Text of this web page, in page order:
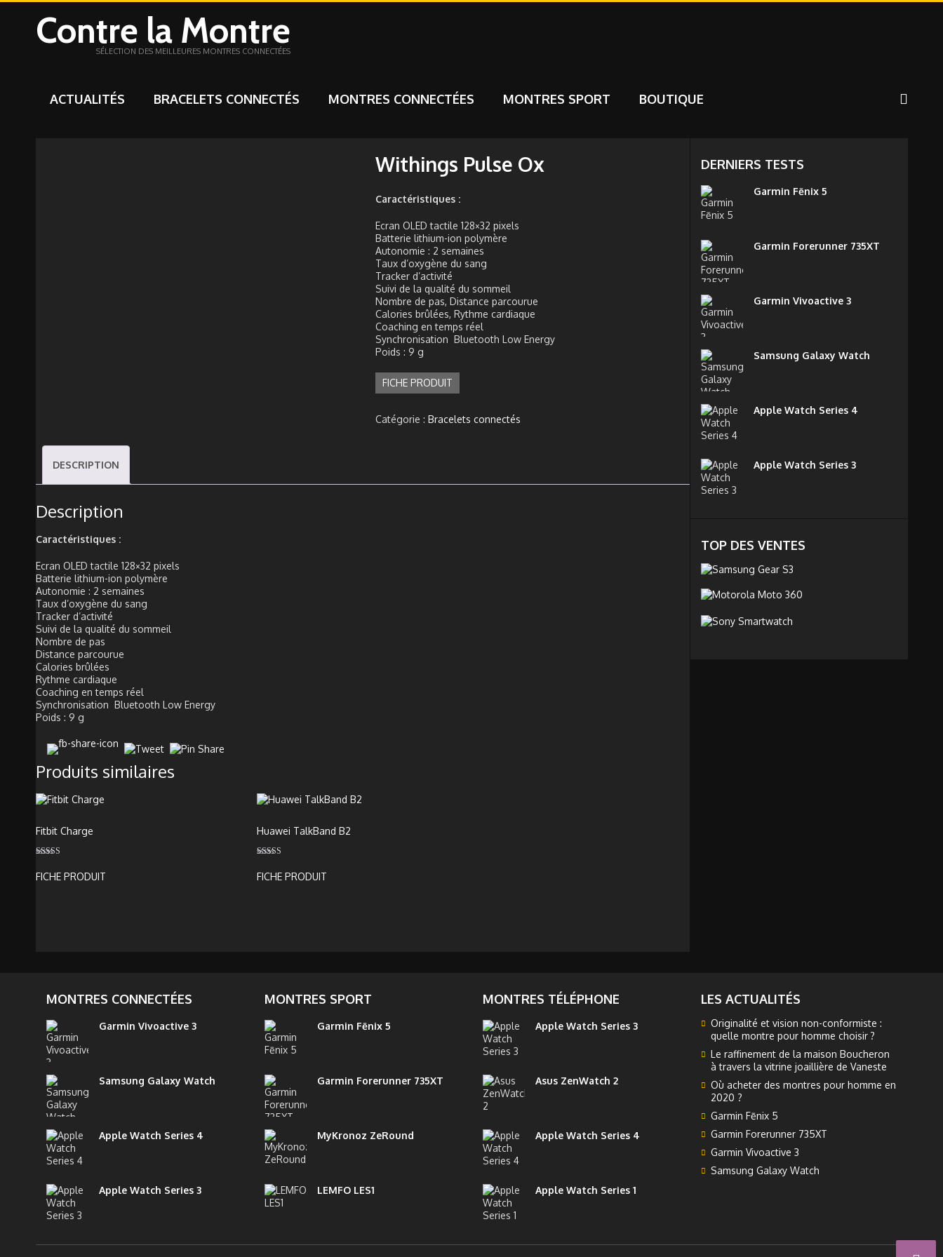
Contre la Montre
SÉLECTION DES MEILLEURES MONTRES CONNECTÉES
ACTUALITÉS BRACELETS CONNECTÉS MONTRES CONNECTÉES MONTRES SPORT BOUTIQUE
Withings Pulse Ox
Caractéristiques :
Ecran OLED tactile 128×32 pixels
Batterie lithium-ion polymère
Autonomie : 2 semaines
Taux d’oxygène du sang
Tracker d’activité
Suivi de la qualité du sommeil
Nombre de pas, Distance parcourue
Calories brûlées, Rythme cardiaque
Coaching en temps réel
Synchronisation Bluetooth Low Energy
Poids : 9 g
FICHE PRODUIT
Catégorie :Bracelets connectés
DESCRIPTION
Description
Caractéristiques :
Ecran OLED tactile 128×32 pixels
Batterie lithium-ion polymère
Autonomie : 2 semaines
Taux d’oxygène du sang
Tracker d’activité
Suivi de la qualité du sommeil
Nombre de pas
Distance parcourue
Calories brûlées
Rythme cardiaque
Coaching en temps réel
Synchronisation Bluetooth Low Energy
Poids : 9 g
Produits similaires
Fitbit Charge
4.00
sur 5
FICHE PRODUIT
Huawei TalkBand B2
3.00
sur 5
FICHE PRODUIT
DERNIERS TESTS
Garmin Fēnix 5
Garmin Forerunner 735XT
Garmin Vivoactive 3
Samsung Galaxy Watch
Apple Watch Series 4
Apple Watch Series 3
TOP DES VENTES
MONTRES CONNECTÉES
Garmin Vivoactive 3
Samsung Galaxy Watch
Apple Watch Series 4
Apple Watch Series 3
MONTRES SPORT
Garmin Fēnix 5
Garmin Forerunner 735XT
MyKronoz ZeRound
LEMFO LES1
MONTRES TÉLÉPHONE
Apple Watch Series 3
Asus ZenWatch 2
Apple Watch Series 4
Apple Watch Series 1
LES ACTUALITÉS
Originalité et vision non-conformiste :
quelle montre pour homme choisir ?
Le raffinement de la maison Boucheron
à travers la vitrine joaillière de Vaneste
Où acheter des montres pour homme en
2020 ?
Garmin Fēnix 5
Garmin Forerunner 735XT
Garmin Vivoactive 3
Samsung Galaxy Watch